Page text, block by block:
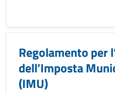
Regolamento per
dell’Imposta
(IMU)